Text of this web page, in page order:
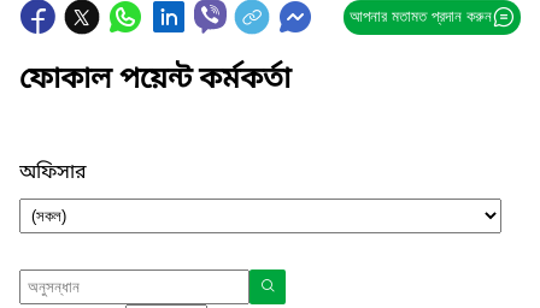
আপনার মতামত প্রদান করুন
ফোকাল পয়েন্ট কর্মকর্তা
অফিসার